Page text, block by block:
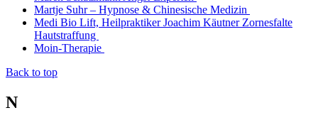
Martje Suhr – Hypnose & Chinesische Medizin
Medi Bio Lift, Heilpraktiker Joachim Käutner Zornesfalte
Hautstraffung
Moin-Therapie
Back to top
N